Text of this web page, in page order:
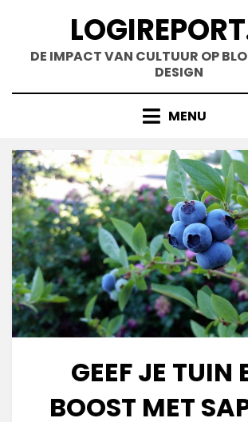
inhoudDE IMPACT VAN CULTUUR OP
DESIGN
MENU
GEEF JE TUIN
BOOST MET